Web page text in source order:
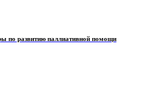
по развитию паллиативной помощи